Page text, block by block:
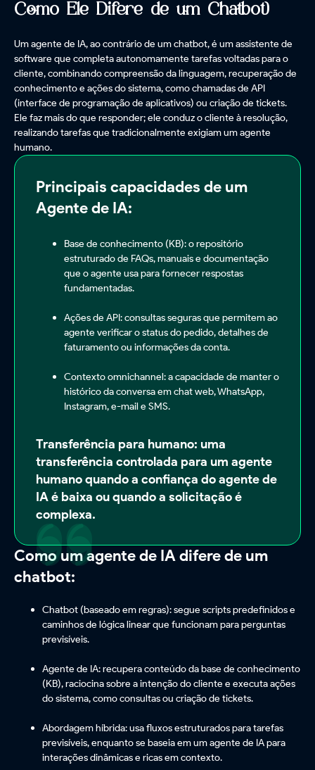
Como Ele Difere de um Chatbot)
Um agente de IA, ao contrário de um chatbot, é um assistente de
software que completa autonomamente tarefas voltadas para o
cliente, combinando compreensão da linguagem, recuperação de
conhecimento e ações do sistema, como chamadas de API
(interface de programação de aplicativos) ou criação de tickets.
Ele faz mais do que responder; ele conduz o cliente à resolução,
realizando tarefas que tradicionalmente exigiam um agente
humano.
Principais capacidades de um
Agente de IA:
Base de conhecimento (KB): o repositório
estruturado de FAQs, manuais e documentação
que o agente usa para fornecer respostas
fundamentadas.
Ações de API: consultas seguras que permitem ao
agente verificar o status do pedido, detalhes de
faturamento ou informações da conta.
Contexto omnichannel: a capacidade de manter o
histórico da conversa em chat web, WhatsApp,
Instagram, e-mail e SMS.
Transferência para humano: uma
transferência controlada para um agente
humano quando a confiança do agente de
IA é baixa ou quando a solicitação é
complexa.
Como um agente de IA difere de um
chatbot:
Chatbot (baseado em regras): segue scripts predefinidos e
caminhos de lógica linear que funcionam para perguntas
previsíveis.
Agente de IA: recupera conteúdo da base de conhecimento
(KB), raciocina sobre a intenção do cliente e executa ações
do sistema, como consultas ou criação de tickets.
Abordagem híbrida: usa fluxos estruturados para tarefas
previsíveis, enquanto se baseia em um agente de IA para
interações dinâmicas e ricas em contexto.